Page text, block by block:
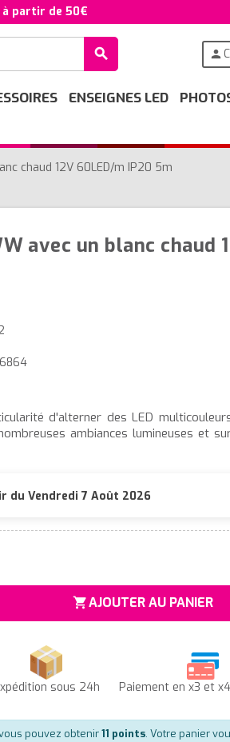
partir de 50€
search person
ENSEIGNES LED
chaud 12V 60LED/m IP20 5m
avec un blanc chaud
d'alterner des LED
ambiances lumineuses et
du Vendredi 7 Août 2026
shopping_cartAJOUTER AU PANIER
sous 24h Paiement en x3 et
pouvez obtenir11 points. Votre panier